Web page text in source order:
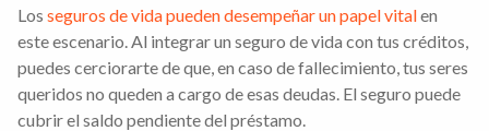
Los seguros de vida pueden desempeñar un papel vitalen
este escenario. Al integrar un seguro de vida con tus créditos,
puedes cerciorarte de que, en caso de fallecimiento, tus seres
queridos no queden a cargo de esas deudas. El seguro puede
cubrir el saldo pendiente del préstamo.